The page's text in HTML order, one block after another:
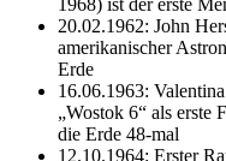
1968) ist der erste
20.02.1962: John
amerikanischer
Erde
16.06.1963:
„Wostok 6“ als erste
die Erde 48-mal
12.10.1964: Erster